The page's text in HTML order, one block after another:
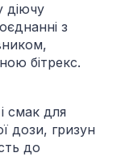
діючу
з
бітрекс.
смак для
дози, гризун
до